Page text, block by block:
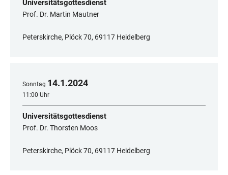
Universitätsgottesdienst
Prof. Dr. Martin Mautner
Peterskirche, Plöck 70, 69117 Heidelberg
Sonntag 14.1.2024
11:00 Uhr
Universitätsgottesdienst
Prof. Dr. Thorsten Moos
Peterskirche, Plöck 70, 69117 Heidelberg